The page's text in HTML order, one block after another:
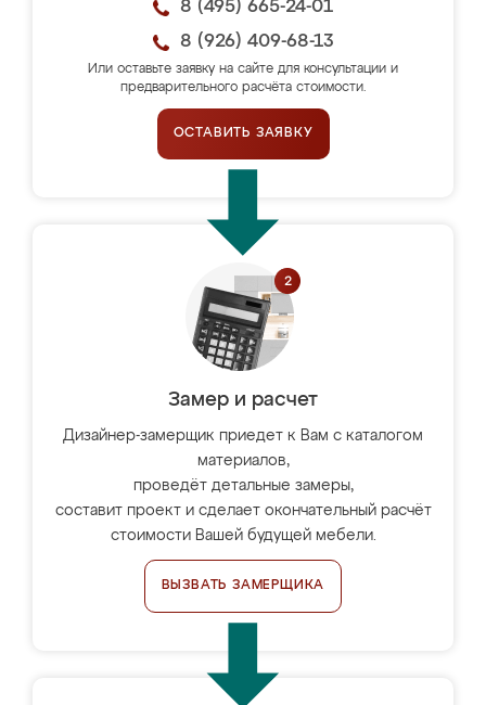
8 (495) 665-24-01
8 (926) 409-68-13
Или оставьте заявку на сайте для консультации и
предварительного расчёта стоимости.
ОСТАВИТЬ ЗАЯВКУ
Замер и расчет
Дизайнер-замерщик приедет к Вам с каталогом
материалов,
проведёт детальные замеры,
составит проект и сделает окончательный расчёт
стоимости Вашей будущей мебели.
ВЫЗВАТЬ ЗАМЕРЩИКА